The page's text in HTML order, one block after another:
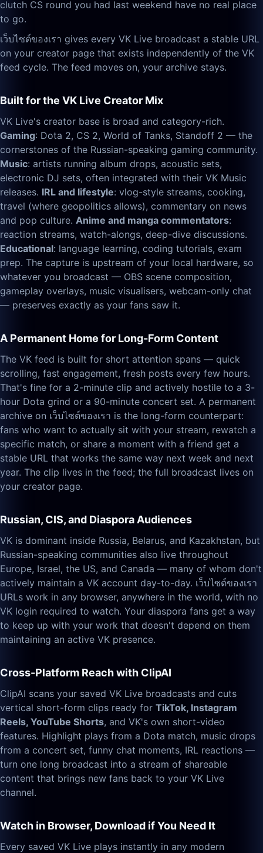
clutch CS round you had last weekend have no real place
to go.
เว็บไซต์ของเรา gives every VK Live broadcast a stable URL
on your creator page that exists independently of the VK
feed cycle. The feed moves on, your archive stays.
Built for the VK Live Creator Mix
VK Live's creator base is broad and category-rich.
Gaming: Dota 2, CS 2, World of Tanks, Standoff 2 — the
cornerstones of the Russian-speaking gaming community.
Music: artists running album drops, acoustic sets,
electronic DJ sets, often integrated with their VK Music
releases. IRL and lifestyle: vlog-style streams, cooking,
travel (where geopolitics allows), commentary on news
and pop culture. Anime and manga commentators:
reaction streams, watch-alongs, deep-dive discussions.
Educational: language learning, coding tutorials, exam
prep. The capture is upstream of your local hardware, so
whatever you broadcast — OBS scene composition,
gameplay overlays, music visualisers, webcam-only chat
— preserves exactly as your fans saw it.
A Permanent Home for Long-Form Content
The VK feed is built for short attention spans — quick
scrolling, fast engagement, fresh posts every few hours.
That's fine for a 2-minute clip and actively hostile to a 3-
hour Dota grind or a 90-minute concert set. A permanent
archive on เว็บไซต์ของเรา is the long-form counterpart:
fans who want to actually sit with your stream, rewatch a
specific match, or share a moment with a friend get a
stable URL that works the same way next week and next
year. The clip lives in the feed; the full broadcast lives on
your creator page.
Russian, CIS, and Diaspora Audiences
VK is dominant inside Russia, Belarus, and Kazakhstan, but
Russian-speaking communities also live throughout
Europe, Israel, the US, and Canada — many of whom don't
actively maintain a VK account day-to-day. เว็บไซต์ของเรา
URLs work in any browser, anywhere in the world, with no
VK login required to watch. Your diaspora fans get a way
to keep up with your work that doesn't depend on them
maintaining an active VK presence.
Cross-Platform Reach with ClipAI
ClipAI scans your saved VK Live broadcasts and cuts
vertical short-form clips ready for TikTok, Instagram
Reels, YouTube Shorts, and VK's own short-video
features. Highlight plays from a Dota match, music drops
from a concert set, funny chat moments, IRL reactions —
turn one long broadcast into a stream of shareable
content that brings new fans back to your VK Live
channel.
Watch in Browser, Download if You Need It
Every saved VK Live plays instantly in any modern